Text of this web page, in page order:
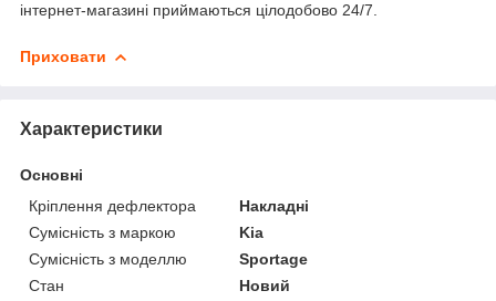
інтернет-магазині приймаються цілодобово 24/7.
Приховати
Характеристики
Основні
Кріплення дефлектора
Накладні
Сумісність з маркою
Kia
Сумісність з моделлю
Sportage
Стан
Новий